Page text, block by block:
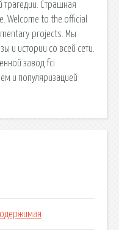
трагедии. Страшная
Welcome to the official
projects. Мы
и истории со всей сети.
завод fci
и популяризацией
одержимая